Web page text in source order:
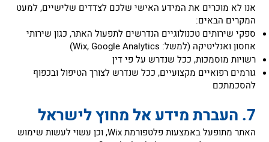
‏אנו לא מוכרים את המידע האישי שלכם לצדדים שלישיים, למעט
המקרים הבאים:
‏ספקי שירותים טכנולוגיים הנדרשים לתפעול האתר, כגון שירותי
אחסון ואנליטיקה (למשל: Wix, Google Analytics)
‏רשויות מוסמכות, ככל שנדרש על פי דין
‏גורמים רפואיים מקצועיים, ככל שנדרש לצורך הטיפול ובכפוף
להסכמתכם
‏האתר מתופעל באמצעות פלטפורמת Wix, וכן עשוי לעשות שימוש